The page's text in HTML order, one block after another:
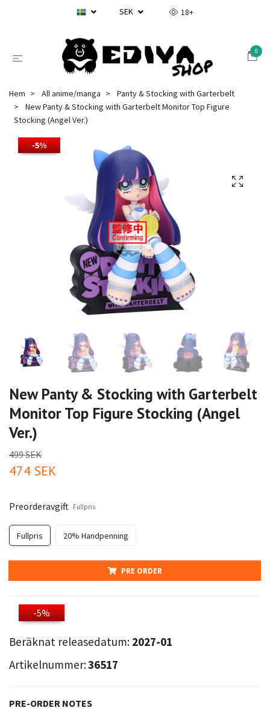
SEK 18+
0
Hem All anime/manga
Panty & Stocking with Garterbelt
New Panty & Stocking with Garterbelt Monitor Top Figure
Stocking (Angel Ver.)
-5%
New Panty & Stocking with Garterbelt
Monitor Top Figure Stocking (Angel
Ver.)
499 SEK
474 SEK
Preorderavgift Fullpris
Fullpris 20% Handpenning
PRE ORDER
-5%
Beräknat releasedatum: 2027-01
Artikelnummer:36517
PRE-ORDER NOTES